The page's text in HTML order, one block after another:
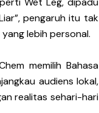
pengaruh itu tak
lebih personal.
memilih Bahasa
audiens lokal,
realitas sehari-hari